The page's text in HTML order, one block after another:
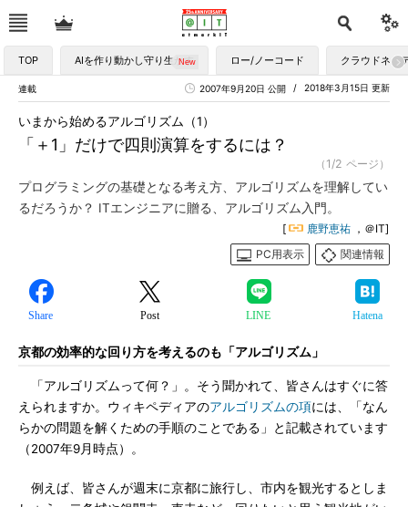
TOP AIを作り動かし守り生かす ロー/ノーコード クラウドネイ
連載 2018年3月15日 更新
2007年9月20日 公開
「＋1」だけで四則演算をするには？
いまから始めるアルゴリズム（1）
（1/2 ページ）
プログラミングの基礎となる考え方、アルゴリズムを理解してい
るだろうか？ ITエンジニアに贈る、アルゴリズム入門。
[ 鹿野恵祐 ，＠IT]
PC用表示
関連情報
Share Post LINE Hatena
京都の効率的な回り方を考えるのも「アルゴリズム」
「アルゴリズムって何？」。そう聞かれて、皆さんはすぐに答
えられますか。ウィキペディアのアルゴリズムの項には、「なん
らかの問題を解くための手順のことである」と記載されています
（2007年9月時点）。
例えば、皆さんが週末に京都に旅行し、市内を観光するとしま